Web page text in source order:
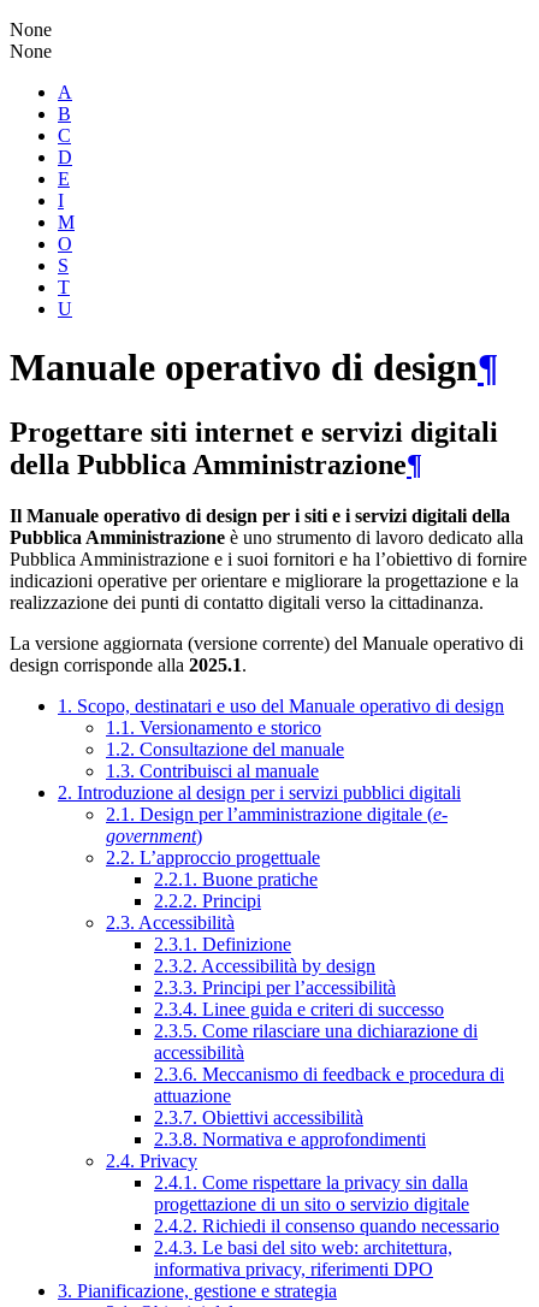
None
None
A
B
C
D
E
I
M
O
S
T
U
Manuale operativo di design¶
Progettare siti internet e servizi digitali
della Pubblica Amministrazione¶
Il Manuale operativo di design per i siti e i servizi digitali della
Pubblica Amministrazione è uno strumento di lavoro dedicato alla
Pubblica Amministrazione e i suoi fornitori e ha l’obiettivo di fornire
indicazioni operative per orientare e migliorare la progettazione e la
realizzazione dei punti di contatto digitali verso la cittadinanza.
La versione aggiornata (versione corrente) del Manuale operativo di
design corrisponde alla 2025.1.
1. Scopo, destinatari e uso del Manuale operativo di design
1.1. Versionamento e storico
1.2. Consultazione del manuale
1.3. Contribuisci al manuale
2. Introduzione al design per i servizi pubblici digitali
2.1. Design per l’amministrazione digitale (e-
government)
2.2. L’approccio progettuale
2.2.1. Buone pratiche
2.2.2. Principi
2.3. Accessibilità
2.3.1. Definizione
2.3.2. Accessibilità by design
2.3.3. Principi per l’accessibilità
2.3.4. Linee guida e criteri di successo
2.3.5. Come rilasciare una dichiarazione di
accessibilità
2.3.6. Meccanismo di feedback e procedura di
attuazione
2.3.7. Obiettivi accessibilità
2.3.8. Normativa e approfondimenti
2.4. Privacy
2.4.1. Come rispettare la privacy sin dalla
progettazione di un sito o servizio digitale
2.4.2. Richiedi il consenso quando necessario
2.4.3. Le basi del sito web: architettura,
informativa privacy, riferimenti DPO
3. Pianificazione, gestione e strategia